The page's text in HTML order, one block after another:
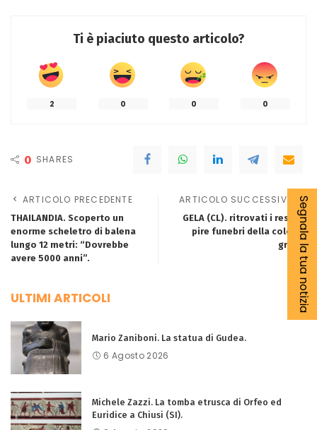
Ti è piaciuto questo articolo?
2 0 0 0
0 SHARES
ARTICOLO PRECEDENTE
THAILANDIA. Scoperto un
enorme scheletro di balena
lungo 12 metri: “Dovrebbe
avere 5000 anni”.
ARTICOLO SUCCESSIVO
GELA (CL). ritrovati i resti di
pire funebri della colonia
greca.
ULTIMI ARTICOLI
Mario Zaniboni. La statua di Gudea.
6 Agosto 2026
Michele Zazzi. La tomba etrusca di Orfeo ed
Euridice a Chiusi (SI).
Segnala la tua notizia